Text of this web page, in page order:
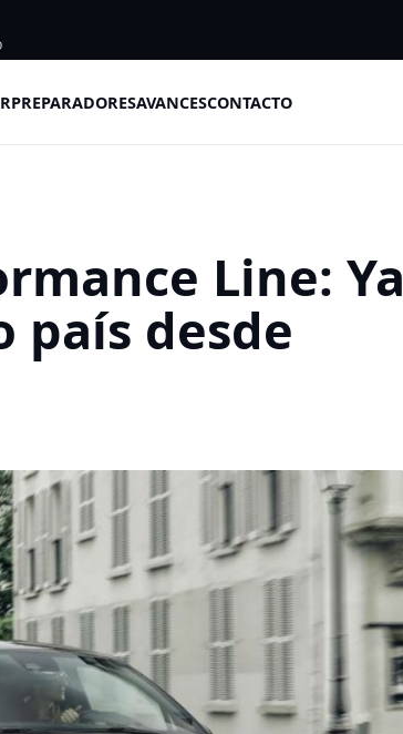
PREPARADORESAVANCESCONTACTO
Line: Ya
país desde